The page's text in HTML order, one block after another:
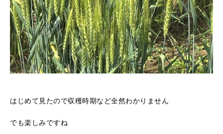
はじめて見たので収穫時期など全然わかりません
でも楽しみですね